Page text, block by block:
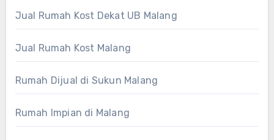
Jual Rumah Kost Dekat UB Malang
Jual Rumah Kost Malang
Rumah Dijual di Sukun Malang
Rumah Impian di Malang